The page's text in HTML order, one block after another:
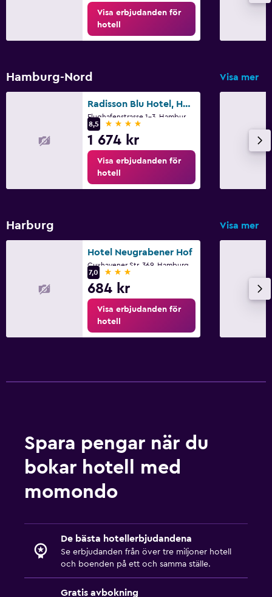
Visa erbjudanden för
hotell
Hamburg-Nord Visa mer
Radisson Blu Hotel, Hamburg Airport
Flughafenstrasse 1-3, Hamburg, Hamburg
8,5
4 stjärnor
1 674 kr
Visa erbjudanden för
hotell
Harburg Visa mer
Hotel Neugrabener Hof
7,0
3 stjärnor
684 kr
Visa erbjudanden för
hotell
Spara pengar när du
bokar hotell med
momondo
De bästa hotellerbjudandena
Se erbjudanden från över tre miljoner hotell
och boenden på ett och samma ställe.
Gratis avbokning